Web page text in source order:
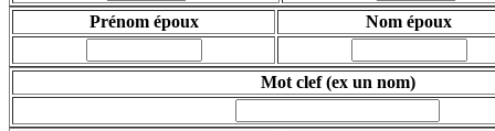
Prénom époux Nom époux
Mot clef(ex un nom)